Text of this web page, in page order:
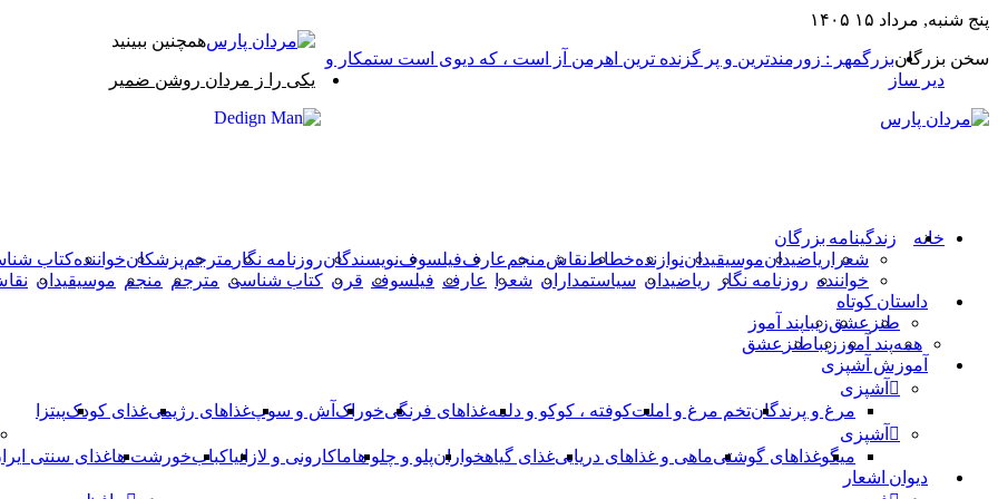
پنج شنبه, مرداد ۱۵ ۱۴۰۵
سخن بزرگانبزرگمهر : زورمندترین و پر گزنده ترین اهرمن آز است ، که دیوی است ستمکار و
دیر ساز
خانه زندگینامه بزرگان
شعرا ریاضیدانموسیقیداننوازندهخطاطنقاشمنجم عارففیلسوفنویسندگانروزنامه نگار مترجمپزشکانخوانندهکتاب
خواننده روزنامه نگار ریاضیدان سیاستمداران شعرا عارف فیلسوف قرن کتاب شناسی مترجم منجم موسیقیدان
داستان کوتاه
طنز عشقزیباپند آموز
همهپند آموز زیباطنز عشق
آموزش آشپزی
آشپزی
مرغ و پرندگانتخم مرغ و املتکوفته ، کوکو و دلمهغذاهای فرنگیخوراک آش و سوپغذاهای رژیمیغذای کودکپیتزا
آشپزی
میگوغذاهای گوشتیماهی و غذاهای دریاییغذای گیاهخوارانپلو و چلو هاماکارونی و لازانیاکبابخورشت هاغذای سنتی
دیوان اشعار
همچنین ببینید
یکی را ز مردان روشن ضمیر